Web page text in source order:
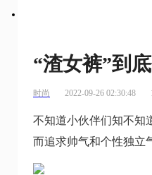
“渣女裤”到
时尚 2022-09-26 02:30:48
不知道小伙伴们知不知
而追求帅气和个性独立